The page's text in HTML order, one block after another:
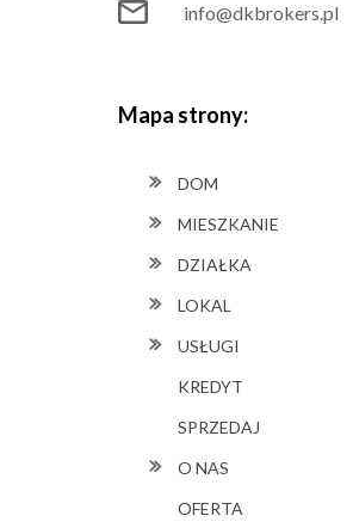
info@dkbrokers.pl
Mapa strony:
DOM
MIESZKANIE
DZIAŁKA
LOKAL
USŁUGI
KREDYT
SPRZEDAJ
O NAS
OFERTA